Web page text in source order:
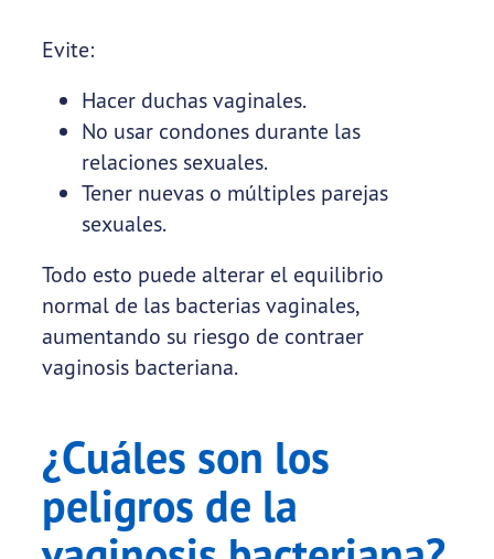
Evite:
Hacer duchas vaginales.
No usar condones durante las
relaciones sexuales.
Tener nuevas o múltiples parejas
sexuales.
Todo esto puede alterar el equilibrio
normal de las bacterias vaginales,
aumentando su riesgo de contraer
vaginosis bacteriana.
¿Cuáles son los
peligros de la